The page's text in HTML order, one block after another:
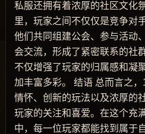
私服还拥有着浓厚的社区文化
里，玩家之间不仅仅是竞争对
他们共同组建公会、参与活动
会交流，形成了紧密联系的社
不仅增强了玩家的归属感和凝
加丰富多彩。 结语 总而言之
情怀、创新的玩法以及浓厚的
玩家的关注和喜爱。在这个充
中，每一位玩家都能找到属于